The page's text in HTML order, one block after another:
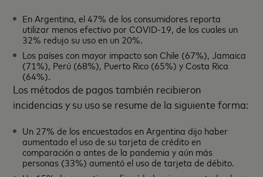
En Argentina, el 47% de los consumidores reporta
utilizar menos efectivo por COVID-19, de los cuales un
32% redujo su uso en un 20%.
Los países con mayor impacto son Chile (67%), Jamaica
(71%), Perú (68%), Puerto Rico (65%) y Costa Rica
(64%).
Los métodos de pagos también recibieron
incidencias y su uso se resume de la siguiente forma:
Un 27% de los encuestados en Argentina dijo haber
aumentado el uso de su tarjeta de crédito en
comparación a antes de la pandemia y aún más
personas (33%) aumentó el uso de tarjeta de débito.